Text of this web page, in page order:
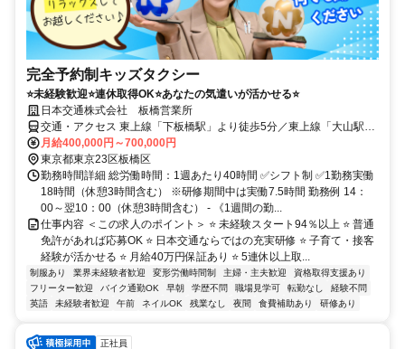
完全予約制キッズタクシー
⭐未経験歓迎⭐連休取得OK⭐あなたの気遣いが活かせる⭐
日本交通株式会社 板橋営業所
交通・アクセス 東上線「下板橋駅」より徒歩5分／東上線「大山駅」
より徒歩8分／三田線「板橋区役所前駅」から徒歩8分
月給400,000円～700,000円
東京都東京23区板橋区
勤務時間詳細 総労働時間：1週あたり40時間 ✅シフト制 ✅1勤務実働
18時間（休憩3時間含む） ※研修期間中は実働7.5時間 勤務例 14：
00～翌10：00（休憩3時間含む） - 《1週間の勤...
仕事内容 ＜この求人のポイント＞ ⭐ 未経験スタート94％以上 ⭐ 普通
免許があれば応募OK ⭐ 日本交通ならではの充実研修 ⭐ 子育て・接客
経験が活かせる ⭐ 月給40万円保証あり ⭐ 5連休以上取...
制服あり 業界未経験者歓迎 変形労働時間制 主婦・主夫歓迎
資格取得支援あり
フリーター歓迎
バイク通勤OK 早朝 学歴不問 職場見学可 転勤なし
経験不問
英語
未経験者歓迎 午前 ネイルOK 残業なし 夜間 食費補助あり 研修あり
正社員